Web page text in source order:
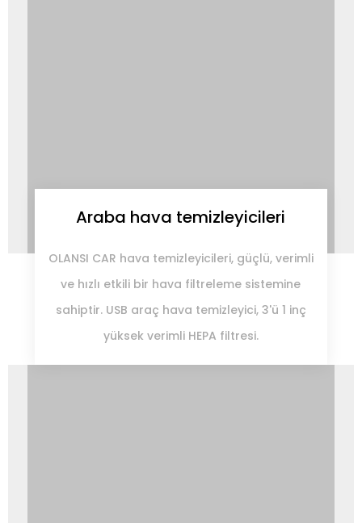
Araba hava temizleyicileri
OLANSI CAR hava temizleyicileri, güçlü, verimli
ve hızlı etkili bir hava filtreleme sistemine
sahiptir. USB araç hava temizleyici, 3'ü 1 inç
yüksek verimli HEPA filtresi.